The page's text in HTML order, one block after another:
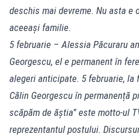
deschis mai devreme. Nu asta e
aceeași familie.
5 februarie – Alessia Păcuraru
Georgescu, el e permanent în
alegeri anticipate. 5 februarie, la
Călin Georgescu în permanență
scăpăm de ăștia” este motto-ul
reprezentantul postului.